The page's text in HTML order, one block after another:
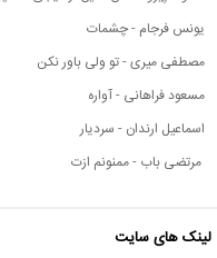
یونس فرجام - چشمات
مصطفی میری - تو ولی باور نکن
مسعود فراهانی - آواره
اسماعیل ارندان - سردیار
مرتضی باب - ممنونم ازت
لینک های سایت